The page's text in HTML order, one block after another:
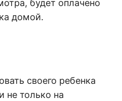
будет оплачено
домой.
своего ребенка
не только на